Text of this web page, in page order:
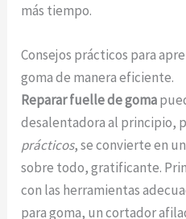
más tiempo.
Consejos prácticos para
goma de manera eficiente.
Reparar fuelle de goma
desalentadora al principio,
prácticos, se convierte en
sobre todo, gratificante.
con las herramientas
para goma, un cortador